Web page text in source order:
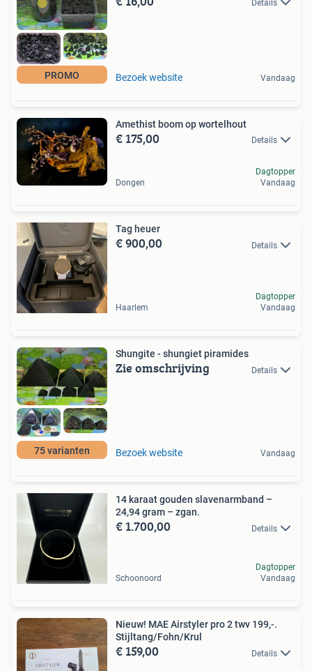
PROMO
Details
Bezoek website Vandaag
Amethist boom op wortelhout
€ 175,00 Details
Dongen
Dagtopper
Vandaag
Tag heuer
€ 900,00 Details
Haarlem
Dagtopper
Vandaag
75 varianten
Shungite - shungiet piramides
Zie omschrijving Details
Bezoek website Vandaag
14 karaat gouden slavenarmband –
24,94 gram – zgan.
€ 1.700,00 Details
Schoonoord
Dagtopper
Vandaag
Nieuw! MAE Airstyler pro 2 twv 199,-.
Stijltang/Fohn/Krul
€ 159,00 Details